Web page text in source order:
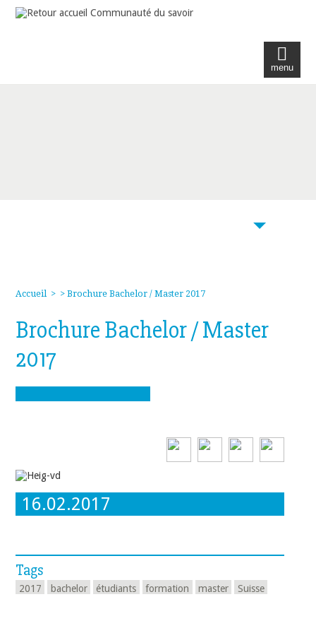
menu
Accueil> > Brochure Bachelor / Master 2017
Brochure Bachelor / Master
2017
16.02.2017
Tags
2017 bachelor étudiants formation master Suisse